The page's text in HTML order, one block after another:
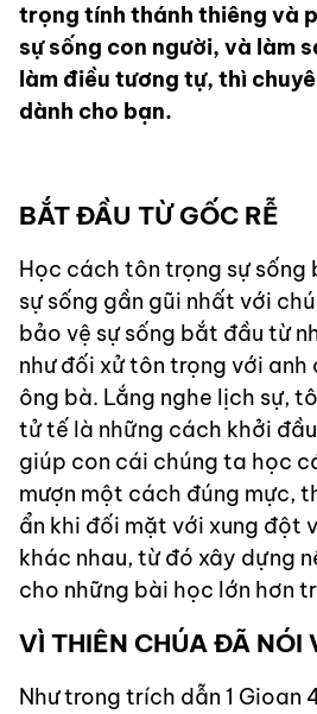
trọng tính thánh thiêng và
sự sống con người, và làm
làm điều tương tự, thì
dành cho bạn.
BẮT ĐẦU TỪ GỐC RỄ
Học cách tôn trọng sự sống
sự sống gần gũi nhất với
bảo vệ sự sống bắt đầu từ
như đối xử tôn trọng với anh
ông bà. Lắng nghe lịch sự,
tử tế là những cách khởi
giúp con cái chúng ta học
mượn một cách đúng mực,
ẩn khi đối mặt với xung đột
khác nhau, từ đó xây dựng
cho những bài học lớn hơn
VÌ THIÊN CHÚA ĐÃ NÓI
Như trong trích dẫn 1 Gioan